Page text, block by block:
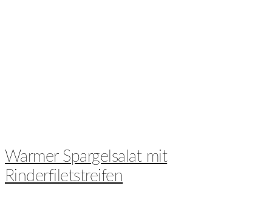
Warmer Spargelsalat mit
Rinderfiletstreifen